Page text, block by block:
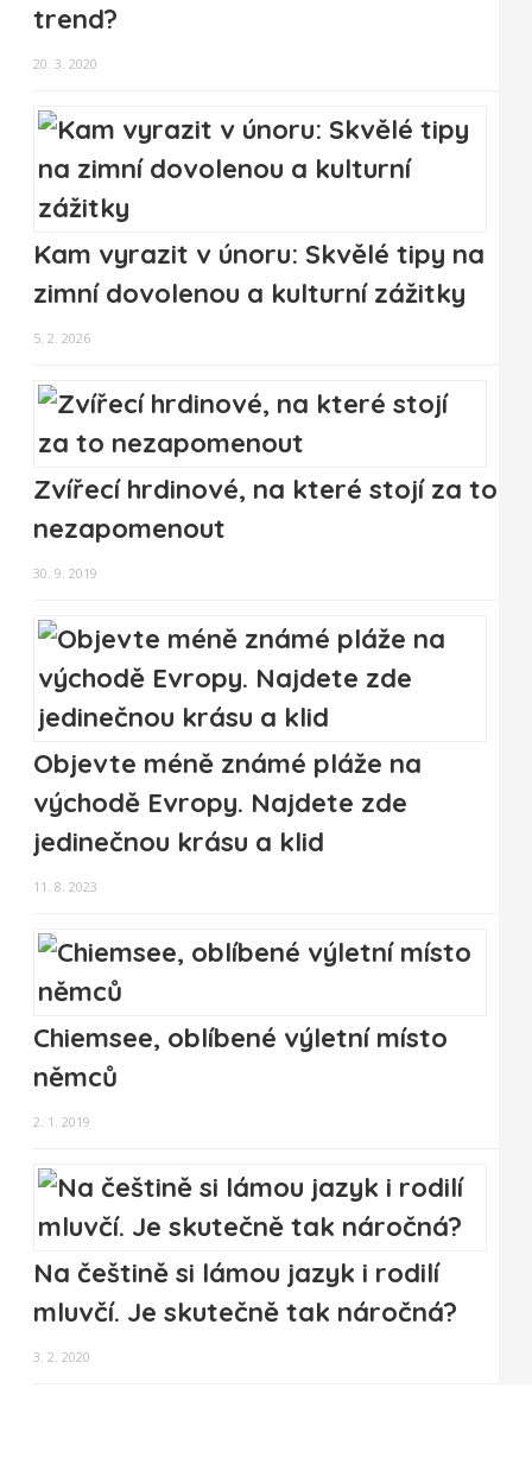
trend?
20. 3. 2020
Kam vyrazit v únoru: Skvělé tipy na
zimní dovolenou a kulturní zážitky
5. 2. 2026
Zvířecí hrdinové, na které stojí za to
nezapomenout
30. 9. 2019
Objevte méně známé pláže na
východě Evropy. Najdete zde
jedinečnou krásu a klid
11. 8. 2023
Chiemsee, oblíbené výletní místo
němců
2. 1. 2019
Na češtině si lámou jazyk i rodilí
mluvčí. Je skutečně tak náročná?
3. 2. 2020